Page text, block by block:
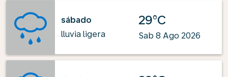
sábado
lluvia ligera
29°C
Sab 8 Ago 2026